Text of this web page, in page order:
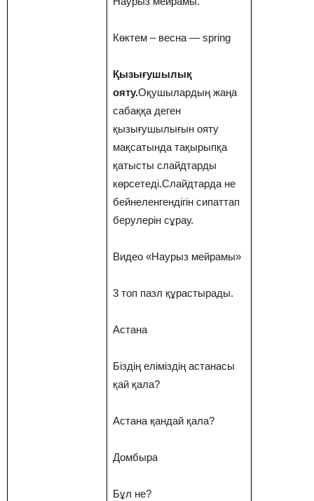
Көктем – весна — spring
Қызығушылық
ояту.Оқушылардың жаңа
сабаққа деген
қызығушылығын ояту
мақсатында тақырыпқа
қатысты слайдтарды
көрсетеді.Слайдтарда не
бейнеленгендігін сипаттап
берулерін сұрау.
Видео «Наурыз мейрамы»
3 топ пазл құрастырады.
Астана
Біздің еліміздің астанасы
қай қала?
Астана қандай қала?
Домбыра
Бұл не?